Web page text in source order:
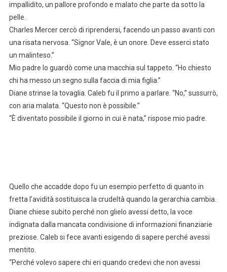
impallidito, un pallore profondo e malato che parte da sotto la
pelle.
Charles Mercer cercò di riprendersi, facendo un passo avanti con
una risata nervosa. “Signor Vale, è un onore. Deve esserci stato
un malinteso.”
Mio padre lo guardò come una macchia sul tappeto. “Ho chiesto
chi ha messo un segno sulla faccia di mia figlia.”
Diane strinse la tovaglia. Caleb fu il primo a parlare. “No,” sussurrò,
con aria malata. “Questo non è possibile.”
“È diventato possibile il giorno in cui è nata,” rispose mio padre.
Quello che accadde dopo fu un esempio perfetto di quanto in
fretta l’avidità sostituisca la crudeltà quando la gerarchia cambia.
Diane chiese subito perché non glielo avessi detto, la voce
indignata dalla mancata condivisione di informazioni finanziarie
preziose. Caleb si fece avanti esigendo di sapere perché avessi
mentito.
“Perché volevo sapere chi eri quando credevi che non avessi